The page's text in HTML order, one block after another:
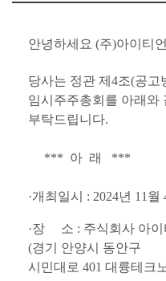
안녕하세요 (주)아이티
당사는 정관 제 4조(공고
임시주주총회를 아래와
부탁드립니다.
*** 아 래 ***
·개최일시 : 2024년 11 월
·장 소 : 주식회사 아
(경기 안양시 동안구
시민대로 401 대륭테크